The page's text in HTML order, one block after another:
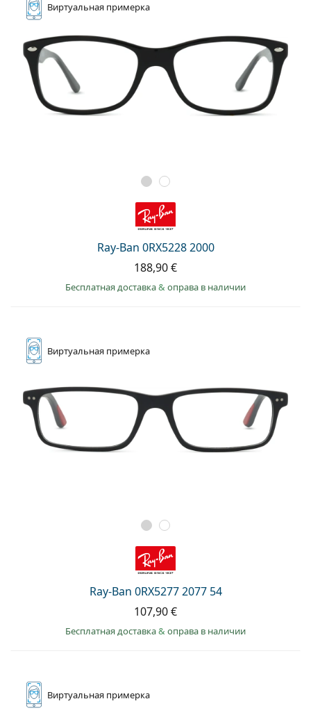
Виртуальная примерка
Ray-Ban 0RX5228 2000
188,90 €
Бесплатная доставка& оправа в наличии
Виртуальная примерка
Ray-Ban 0RX5277 2077 54
107,90 €
Бесплатная доставка& оправа в наличии
Виртуальная примерка